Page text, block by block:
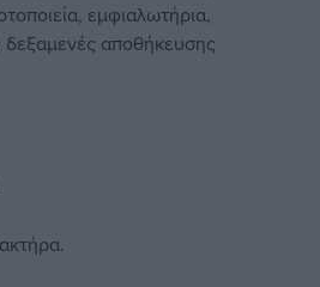
εμφιαλωτήρια,
δεξαμενές αποθήκευσης